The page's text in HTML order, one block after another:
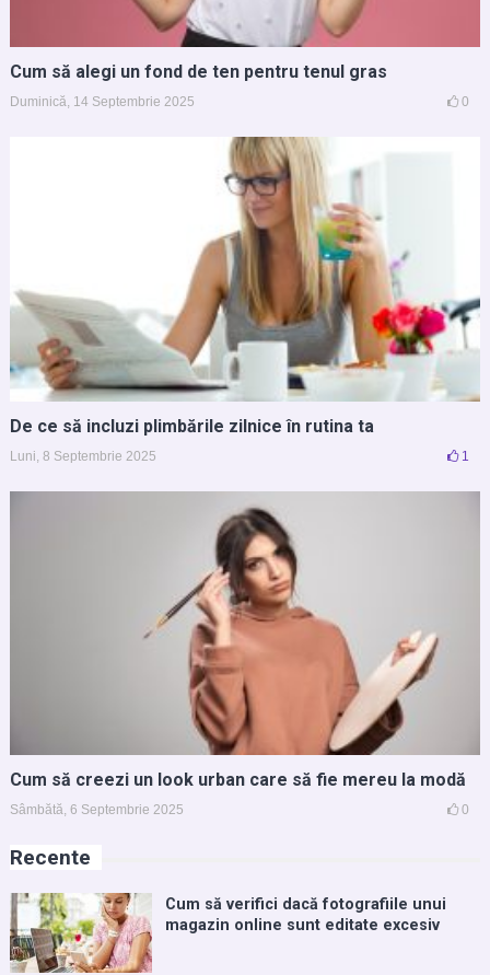
Cum să alegi un fond de ten pentru tenul gras
Duminică, 14 Septembrie 2025 0
De ce să incluzi plimbările zilnice în rutina ta
Luni, 8 Septembrie 2025 1
Cum să creezi un look urban care să fie mereu la modă
Sâmbătă, 6 Septembrie 2025 0
Recente
Cum să verifici dacă fotografiile unui
magazin online sunt editate excesiv